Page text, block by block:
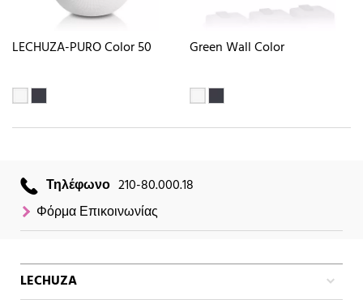
LECHUZA-PURO Color 50 Green Wall Color
Τηλέφωνο 210-80.000.18
Φόρμα Επικοινωνίας
LECHUZA